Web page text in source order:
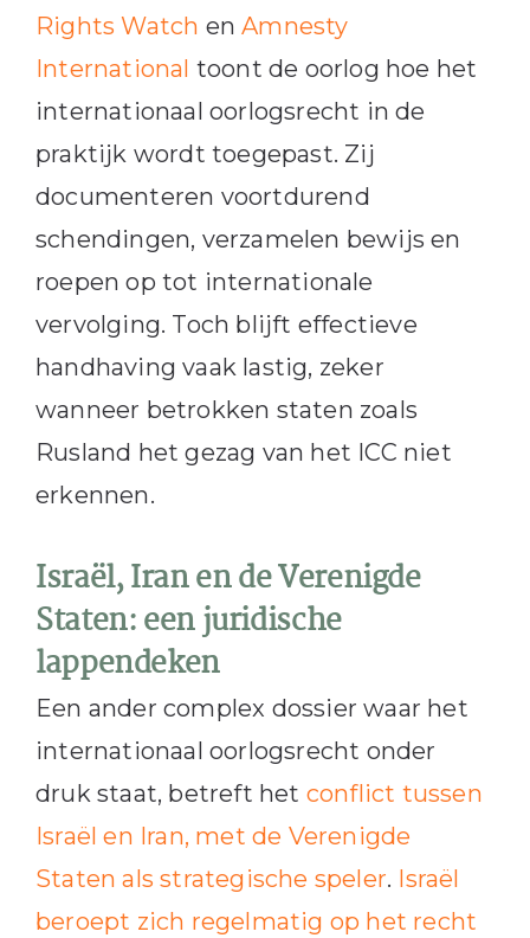
Rights Watch enAmnesty
International toont de oorlog hoe het
internationaal oorlogsrecht in de
praktijk wordt toegepast. Zij
documenteren voortdurend
schendingen, verzamelen bewijs en
roepen op tot internationale
vervolging. Toch blijft effectieve
handhaving vaak lastig, zeker
wanneer betrokken staten zoals
Rusland het gezag van het ICC niet
erkennen.
Israël, Iran en de Verenigde
Staten: een juridische
lappendeken
Een ander complex dossier waar het
internationaal oorlogsrecht onder
druk staat, betreft het conflict tussen
Israël en Iran, met de Verenigde
Staten als strategische speler. Israël
beroept zich regelmatig op het recht